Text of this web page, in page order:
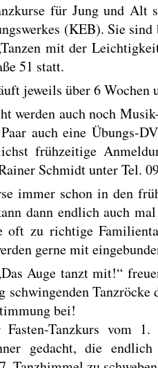
für Jung und Alt
(KEB). Sie
mit der
51 statt.
jeweils über 6 Wochen
werden auch noch
auch eine Übungs-
frühzeitige
Schmidt unter Tel.
immer schon in den
dann endlich auch
oft zu richtige
gerne mit
Auge tanzt mit!“
Tanzröcke
bei!
Tanzkurs vom
gedacht, die